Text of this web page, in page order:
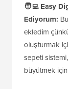
🧑‍💻 Easy
Ediyorum:
ekledim
oluşturmak
sepeti
büyütmek